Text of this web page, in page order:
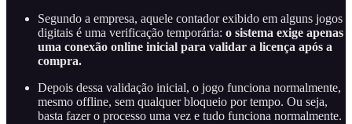
Segundo a empresa, aquele contador exibido em alguns jogos
digitais é uma verificação temporária: o sistema exige apenas
uma conexão online inicial para validar a licença após a
compra.
Depois dessa validação inicial, o jogo funciona normalmente,
mesmo offline, sem qualquer bloqueio por tempo. Ou seja,
basta fazer o processo uma vez e tudo funciona normalmente.